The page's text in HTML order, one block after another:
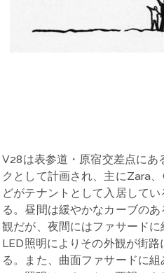
V28は表参道・原宿交差点にあ
クとして計画され、主にZara
どがテナントとして入居してい
る。昼間は緩やかなカーブの
観だが、夜間にはファサードに
LED照明によりその外観が街路
る。また、曲面ファサードに組